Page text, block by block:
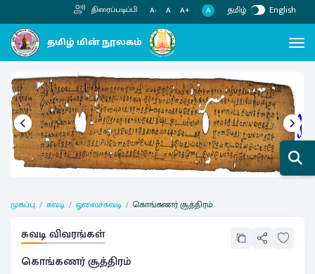
திரைப்படிப்பி A- A A+ A தமிழ் English
முகப்பு சுவடி ஓலைச்சுவடி கொங்கணர் சூத்திரம்
சுவடி விவரங்கள்
கொங்கணர் சூத்திரம்